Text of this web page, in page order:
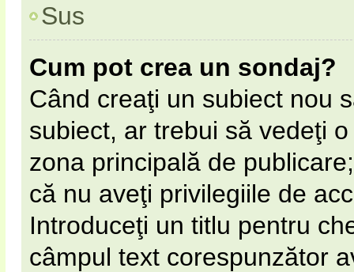
Sus
Cum pot crea un sondaj?
Când creaţi un subiect nou
subiect, ar trebui să vedeţi
zona principală de
că nu aveţi privilegiile de
Introduceţi un titlu pentru
câmpul text corespunzător